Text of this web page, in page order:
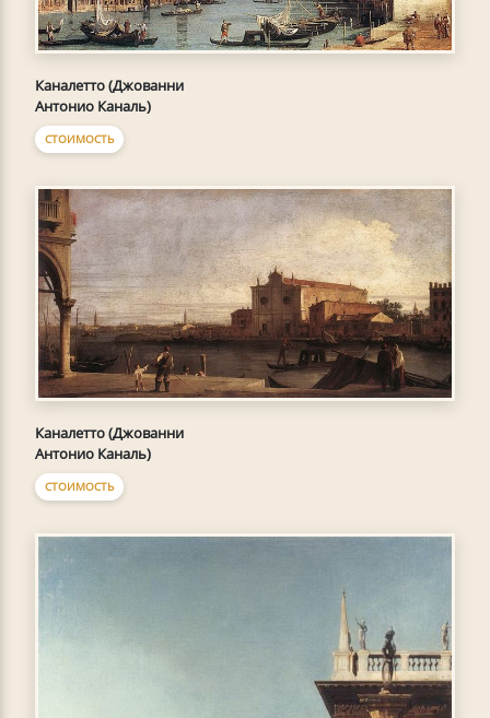
Каналетто (Джованни
Антонио Каналь)
СТОИМОСТЬ
Каналетто (Джованни
Антонио Каналь)
СТОИМОСТЬ